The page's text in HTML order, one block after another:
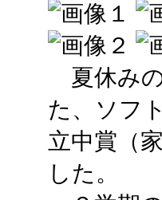
夏休み
た、ソフ
立中賞（
した。